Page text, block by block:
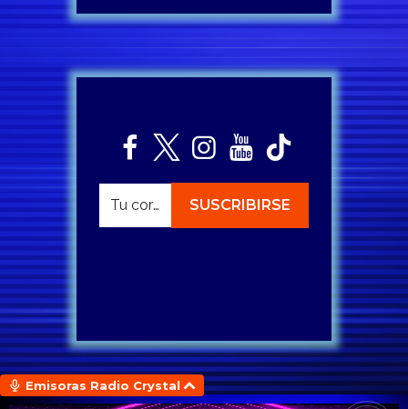
Emisoras Radio Crystal